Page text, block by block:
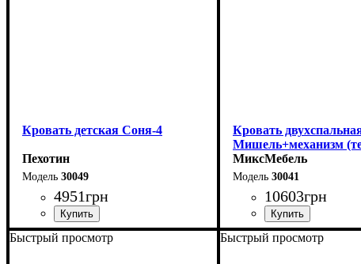
Кровать детская Соня-4
Пехотин
30049
4951грн
Кровать
Мишель+механизм
серая)
МиксМебель
30041
10603грн
Быстрый просмотр Быстрый просмотр